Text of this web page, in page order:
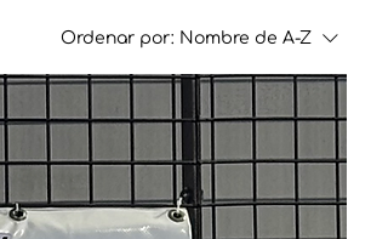
Ordenar por: Nombre de A-Z